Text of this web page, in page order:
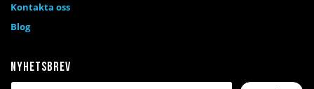
Nyhetsbrev
Kontakta oss
Blog